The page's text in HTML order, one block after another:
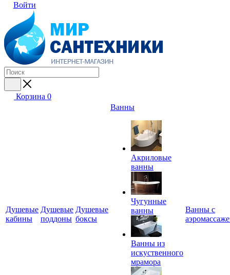
Войти
Корзина 0
Душевые
кабины
Душевые
поддоны
Душевые
боксы
Ванны
Акриловые
ванны
Чугунные
ванны
Ванны из
искуственного
мрамора
Ванны с